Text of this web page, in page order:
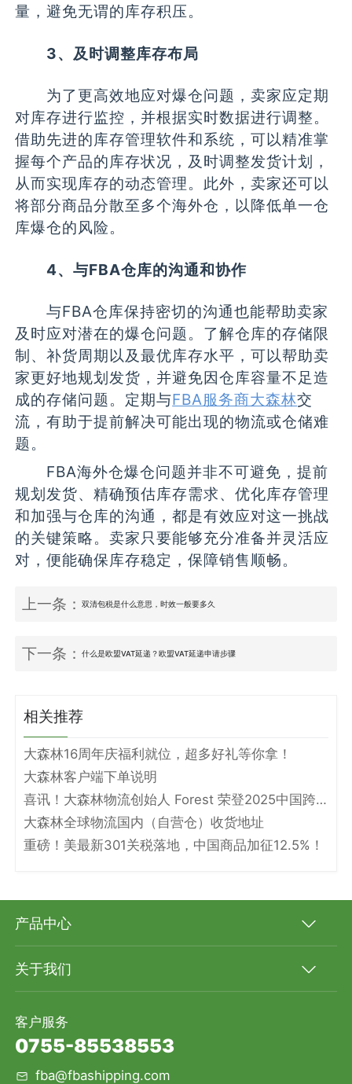
量，避免无谓的库存积压。
3、及时调整库存布局
为了更高效地应对爆仓问题，卖家应定期
对库存进行监控，并根据实时数据进行调整。
借助先进的库存管理软件和系统，可以精准掌
握每个产品的库存状况，及时调整发货计划，
从而实现库存的动态管理。此外，卖家还可以
将部分商品分散至多个海外仓，以降低单一仓
库爆仓的风险。
4、与FBA仓库的沟通和协作
与FBA仓库保持密切的沟通也能帮助卖家
及时应对潜在的爆仓问题。了解仓库的存储限
制、补货周期以及最优库存水平，可以帮助卖
家更好地规划发货，并避免因仓库容量不足造
成的存储问题。定期与FBA服务商大森林交
流，有助于提前解决可能出现的物流或仓储难
题。
FBA海外仓爆仓问题并非不可避免，提前
规划发货、精确预估库存需求、优化库存管理
和加强与仓库的沟通，都是有效应对这一挑战
的关键策略。卖家只要能够充分准备并灵活应
对，便能确保库存稳定，保障销售顺畅。
上一条：双清包税是什么意思，时效一般要多久
下一条：什么是欧盟VAT延递？欧盟VAT延递申请步骤
相关推荐
大森林16周年庆福利就位，超多好礼等你拿！
大森林客户端下单说明
喜讯！大森林物流创始人 Forest 荣登2025中国跨境电商物流名人堂！
大森林全球物流国内（自营仓）收货地址
重磅！美最新301关税落地，中国商品加征12.5%！
产品中心
关于我们
客户服务
0755-85538553
fba@fbashipping.com